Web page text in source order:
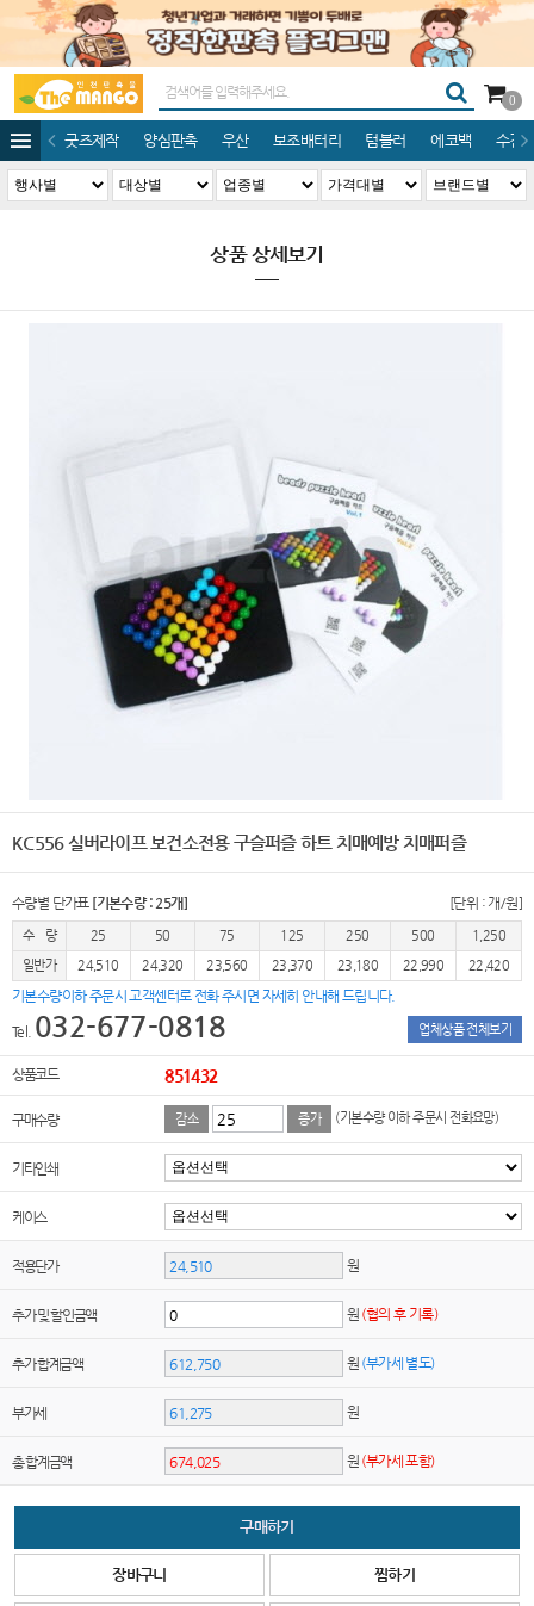
0
굿즈제작 양심판촉 우산 보조배터리 텀블러 에코백 수건/
상품 상세보기
KC556 실버라이프 보건소전용 구슬퍼즐 하트 치매예방 치매퍼즐
수량별 단가표 [기본수량 : 25개] [단위 : 개/원]
수 량 25 50 75 125 250 500
1,250
일반가
24,510 24,320 23,560 23,370 23,180 22,990 22,420
기본수량이하 주문시 고객센터로 전화 주시면 자세히 안내해 드립니다.
Tel. 032-677-0818 업체상품 전체보기
상품코드 851432
구매수량 감소 증가 (기본수량 이하 주문시 전화요망)
기타인쇄
케이스
적용단가 원
추가 및 할인금액 원 (협의 후 기록)
추가 합계금액 원 (부가세 별도)
부가세 원
총 합계금액 원 (부가세 포함)
구매하기
장바구니 찜하기